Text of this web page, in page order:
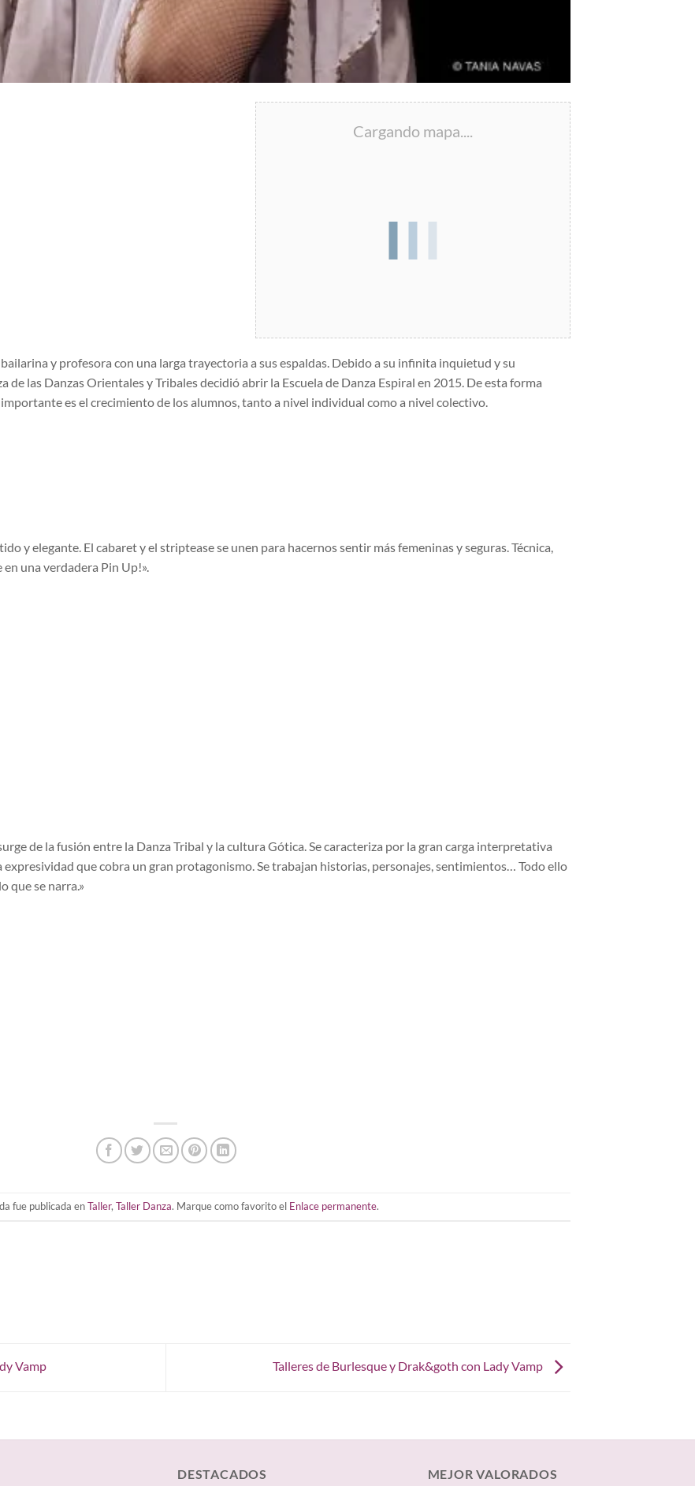
Cargando mapa....
y profesora con una larga trayectoria a sus espaldas. Debido a su infinita inquietud y su
de las Danzas Orientales y Tribales decidió abrir la Escuela de Danza Espiral en 2015. De esta forma
es el crecimiento de los alumnos, tanto a nivel individual como a nivel colectivo.
y elegante. El cabaret y el striptease se unen para hacernos sentir más femeninas y seguras. Técnica,
una verdadera Pin Up!».
de la fusión entre la Danza Tribal y la cultura Gótica. Se caracteriza por la gran carga interpretativa
expresividad que cobra un gran protagonismo. Se trabajan historias, personajes, sentimientos… Todo ello
que se narra.»
fue publicada enTaller, Taller Danza. Marque como favorito el Enlace permanente.
Vamp Talleres de Burlesque y Drak&goth con Lady Vamp
DESTACADOS MEJOR VALORADOS